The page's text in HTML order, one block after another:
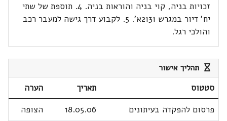
זכויות בניה, קוי בניה והוראות בניה. 4. תוספת של שתי
יח' דיור במגרש 2131א'. 5. לקבוע דרך גישה למעבר רכב
והולכי רגל.
תהליך אישור
סטטוס תאריך
הערה
פרסום להפקדה בעיתונים
18.05.06
הצופה